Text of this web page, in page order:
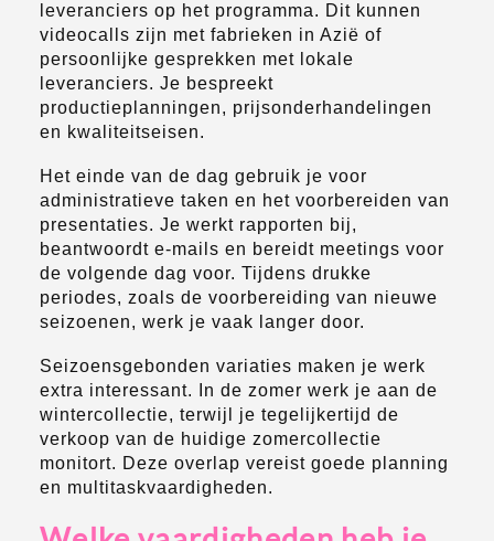
leveranciers op het programma. Dit kunnen
videocalls zijn met fabrieken in Azië of
persoonlijke gesprekken met lokale
leveranciers. Je bespreekt
productieplanningen, prijsonderhandelingen
en kwaliteitseisen.
Het einde van de dag gebruik je voor
administratieve taken en het voorbereiden van
presentaties. Je werkt rapporten bij,
beantwoordt e-mails en bereidt meetings voor
de volgende dag voor. Tijdens drukke
periodes, zoals de voorbereiding van nieuwe
seizoenen, werk je vaak langer door.
Seizoensgebonden variaties maken je werk
extra interessant. In de zomer werk je aan de
wintercollectie, terwijl je tegelijkertijd de
verkoop van de huidige zomercollectie
monitort. Deze overlap vereist goede planning
en multitaskvaardigheden.